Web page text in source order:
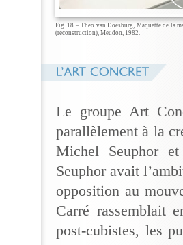
Fig. 18 – Theo van Doesburg, Maquette de la
(reconstruction), Meudon, 1982.
Le groupe Art
parallèlement à la
Michel Seuphor
Seuphor avait
opposition au
Carré rassemblait
post-cubistes, les